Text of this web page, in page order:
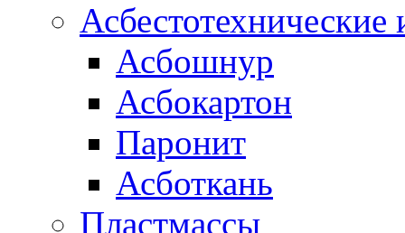
Асбестотехнические
Асбошнур
Асбокартон
Паронит
Асботкань
Пластмассы